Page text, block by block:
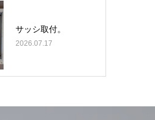
サッシ取付。
2026.07.17